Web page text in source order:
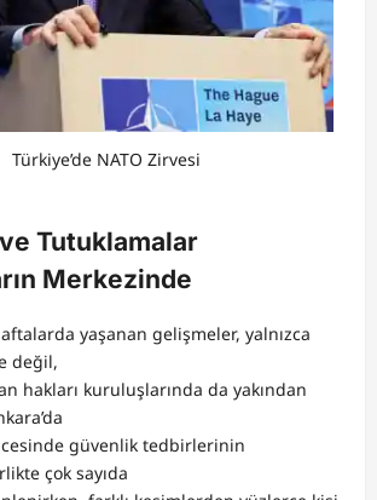
Türkiye’de NATO Zirvesi
Tutuklamalar
Merkezinde
yaşanan gelişmeler, yalnızca
değil,
hakları kuruluşlarında da yakından
güvenlik tedbirlerinin
çok sayıda